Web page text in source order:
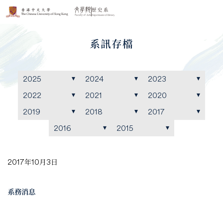
系訊存檔
2025 2024
2023
2022
2021
2020
2019
2018
2017
2016
2015
2017年10月3日
系務消息